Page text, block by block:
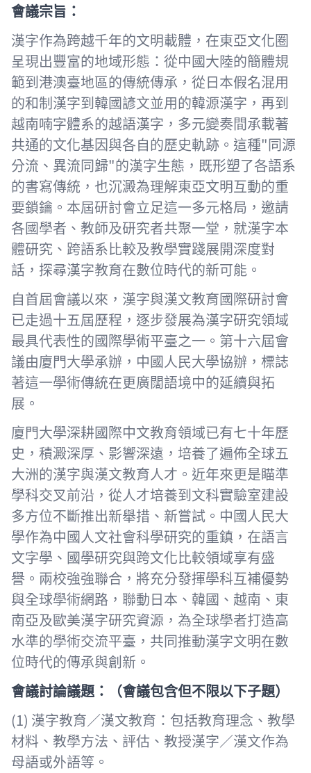
會議宗旨：
漢字作為跨越千年的文明載體，在東亞文化圈
呈現出豐富的地域形態：從中國大陸的簡體規
範到港澳臺地區的傳統傳承，從日本假名混用
的和制漢字到韓國諺文並用的韓源漢字，再到
越南喃字體系的越語漢字，多元變奏間承載著
共通的文化基因與各自的歷史軌跡。這種"同源
分流、異流同歸"的漢字生態，既形塑了各語系
的書寫傳統，也沉澱為理解東亞文明互動的重
要鎖鑰。本屆研討會立足這一多元格局，邀請
各國學者、教師及研究者共聚一堂，就漢字本
體研究、跨語系比較及教學實踐展開深度對
話，探尋漢字教育在數位時代的新可能。
自首屆會議以來，漢字與漢文教育國際研討會
已走過十五屆歷程，逐步發展為漢字研究領域
最具代表性的國際學術平臺之一。第十六屆會
議由廈門大學承辦，中國人民大學協辦，標誌
著這一學術傳統在更廣闊語境中的延續與拓
展。
廈門大學深耕國際中文教育領域已有七十年歷
史，積澱深厚、影響深遠，培養了遍佈全球五
大洲的漢字與漢文教育人才。近年來更是瞄準
學科交叉前沿，從人才培養到文科實驗室建設
多方位不斷推出新舉措、新嘗試。中國人民大
學作為中國人文社會科學研究的重鎮，在語言
文字學、國學研究與跨文化比較領域享有盛
譽。兩校強強聯合，將充分發揮學科互補優勢
與全球學術網路，聯動日本、韓國、越南、東
南亞及歐美漢字研究資源，為全球學者打造高
水準的學術交流平臺，共同推動漢字文明在數
位時代的傳承與創新。
會議討論議題：（會議包含但不限以下子題）
(1) 漢字教育／漢文教育：包括教育理念、教學
材料、教學方法、評估、教授漢字／漢文作為
母語或外語等。